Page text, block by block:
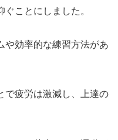
ことにしました。
や効率的な練習方法があ
で疲労は激減し、上達の